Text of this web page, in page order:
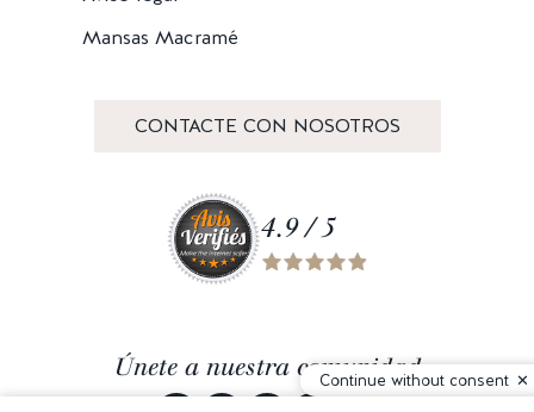
Mansas Macramé
CONTACTE CON NOSOTROS
4.9 / 5
Únete a nuestra comunidad
Continue without consent